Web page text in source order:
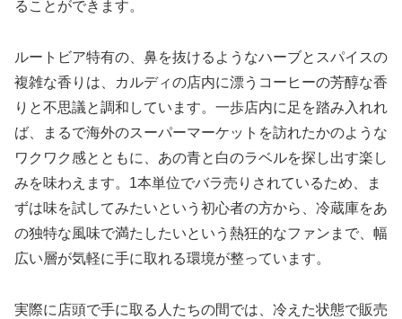
ることができます。
ルートビア特有の、鼻を抜けるようなハーブとスパイスの
複雑な香りは、カルディの店内に漂うコーヒーの芳醇な香
りと不思議と調和しています。一歩店内に足を踏み入れれ
ば、まるで海外のスーパーマーケットを訪れたかのような
ワクワク感とともに、あの青と白のラベルを探し出す楽し
みを味わえます。1本単位でバラ売りされているため、ま
ずは味を試してみたいという初心者の方から、冷蔵庫をあ
の独特な風味で満たしたいという熱狂的なファンまで、幅
広い層が気軽に手に取れる環境が整っています。
実際に店頭で手に取る人たちの間では、冷えた状態で販売